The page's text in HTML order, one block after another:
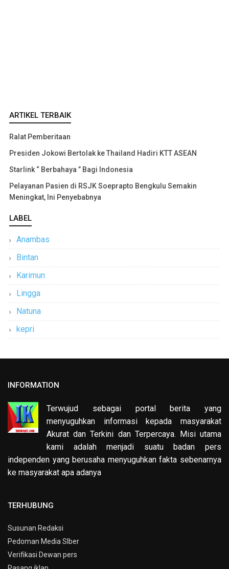
ARTIKEL TERBAIK
Ralat Pemberitaan
Presiden Jokowi Bertolak ke Thailand Hadiri KTT ASEAN
Starlink “ Berbahaya ” Bagi Indonesia
Pelayanan Pasien di RSJK Soeprapto Bengkulu Semakin
Meningkat, Ini Penyebabnya
LABEL
Anambas
Bintan
Karimun
Lingga
Natuna
kepri
INFORMATION
Terwujud sebagai portal berita yang
menyuguhkan informasi kepada masyarakat
Akurat dan Terkini dan Terpercaya. Misi utama
kami adalah menjadi suatu badan pers
independen yang berusaha menyuguhkan fakta sebenarnya
ke masyarakat apa adanya
TERHUBUNG
Susunan Redaksi
Pedoman Media SIber
Verifikasi Dewan pers